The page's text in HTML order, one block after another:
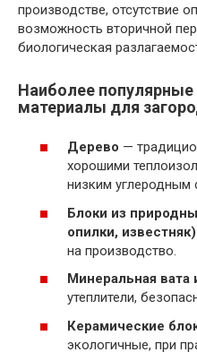
производстве, отсутствие
возможность вторичной
биологическая
Наиболее
материалы для
Дерево —
хорошими
низким углеродным
Блоки из
опилки, известняк)
на производство.
Минеральная вата
утеплители,
Керамические
экологичные, при